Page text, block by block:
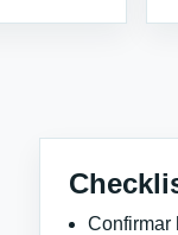
Confirmar